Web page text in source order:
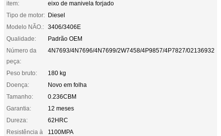
item:
eixo de manivela forjado
Tipo de motor: Diesel
Modelo NÃO.: 3406/3406E
Qualidade:
Padrão OEM
Número da
peça:
4N7693/4N7696/4N7699/2W7458/4P9857/4P7827/02136932
Peso bruto:
180 kg
Doença:
Novo em folha
Tamanho:
0.236CBM
Garantia:
12 meses
Dureza:
62HRC
Resistência à
1100MPA